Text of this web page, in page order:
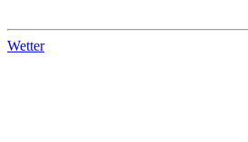
Wetter